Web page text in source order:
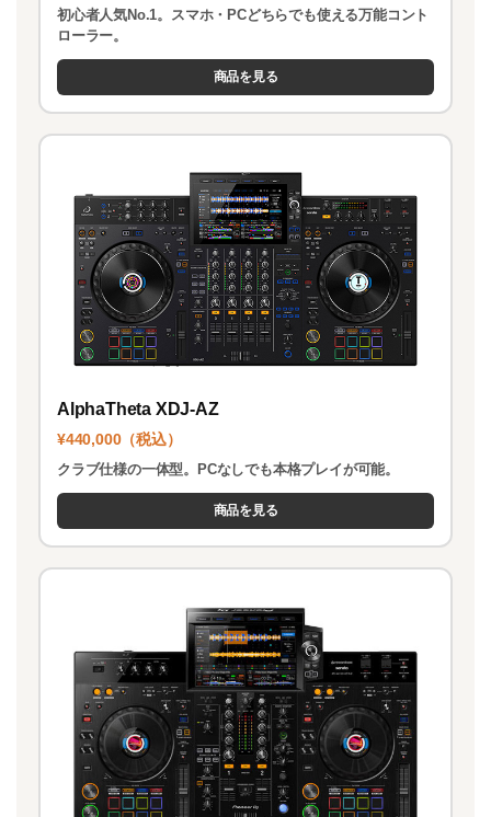
初心者人気No.1。スマホ・PCどちらでも使える万能コント
ローラー。
商品を見る
AlphaTheta XDJ-AZ
¥440,000（税込）
クラブ仕様の一体型。PCなしでも本格プレイが可能。
商品を見る